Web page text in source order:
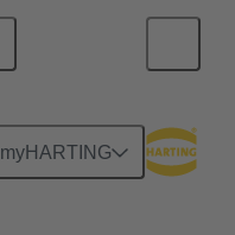
myHARTING